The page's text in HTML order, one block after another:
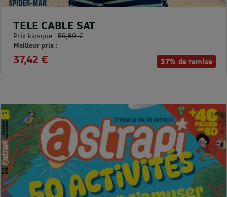
37% de remise
TELE CABLE SAT
Prix kiosque : 59,80 €
Meilleur prix :
37,42 €